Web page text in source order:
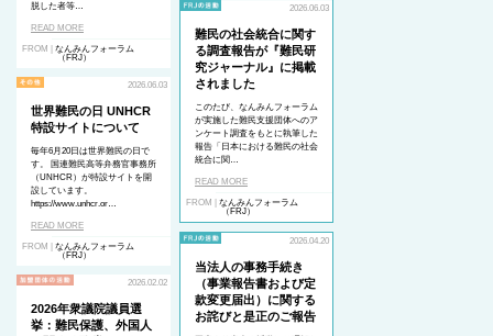
脱した者等…
READ MORE
FROM | なんみんフォーラム
（FRJ）
2026.06.03
難民の社会統合に関す
る調査報告が『難民研
究ジャーナル』に掲載
されました
このたび、なんみんフォーラム
が実施した難民支援団体へのア
ンケート調査をもとに執筆した
報告「日本における難民の社会
統合に関…
READ MORE
FROM | なんみんフォーラム
（FRJ）
2026.06.03
世界難民の日 UNHCR
特設サイトについて
毎年6月20日は世界難民の日で
す。 国連難民高等弁務官事務所
（UNHCR）が特設サイトを開
設しています。
https://www.unhcr.or…
READ MORE
FROM | なんみんフォーラム
（FRJ）
2026.04.20
当法人の事務手続き
（事業報告書および定
款変更届出）に関する
お詫びと是正のご報告
2026.02.02
2026年衆議院議員選
挙：難民保護、外国人